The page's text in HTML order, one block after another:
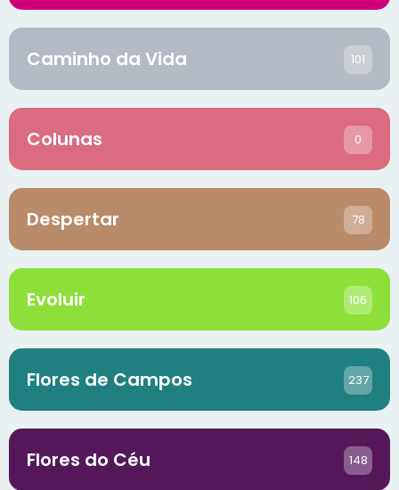
Caminho da Vida 101
Colunas 0
Despertar 78
Evoluir 106
Flores de Campos 237
Flores do Céu 148